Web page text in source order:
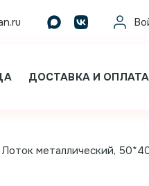
ДОСТАВКА И ОПЛАТА
Лоток металлический,